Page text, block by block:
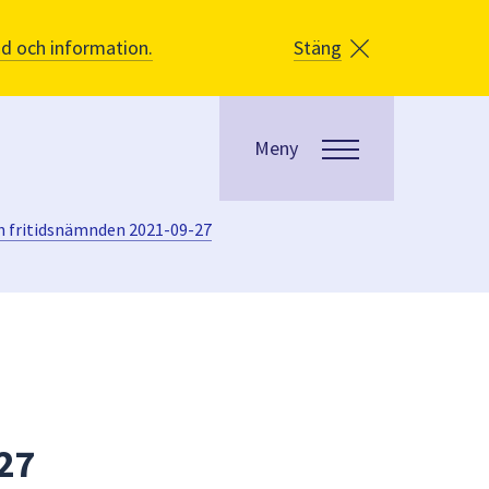
och information. Stäng
Meny
2021-09-27